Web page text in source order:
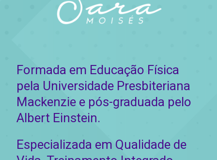
Formada em Educação Física
pela Universidade Presbiteriana
Mackenzie e pós-graduada pelo
Albert Einstein.
Especializada em Qualidade de